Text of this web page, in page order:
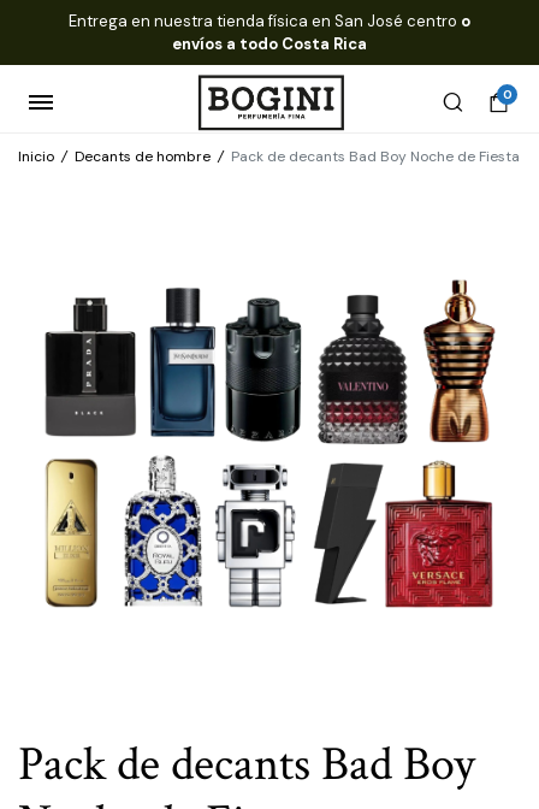
Entrega en nuestra tienda física en San José centro o
envíos a todo Costa Rica
0
Inicio / Decants de hombre / Pack de decants Bad Boy Noche de Fiesta
Pack de decants Bad Boy